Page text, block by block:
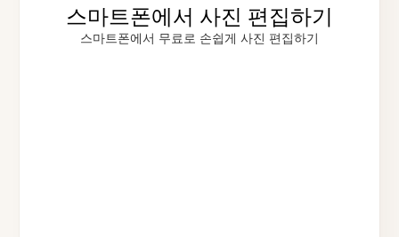
스마트폰에서 사진 편집하기
스마트폰에서 무료로 손쉽게 사진 편집하기